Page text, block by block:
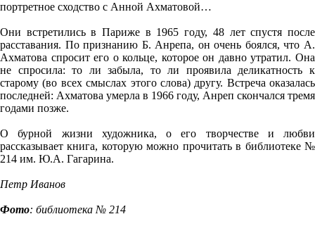
портретное сходство с Анной Ахматовой…
Они встретились в Париже в 1965 году, 48 лет спустя после
расставания. По признанию Б. Анрепа, он очень боялся, что А.
Ахматова спросит его о кольце, которое он давно утратил. Она
не спросила: то ли забыла, то ли проявила деликатность к
старому (во всех смыслах этого слова) другу. Встреча оказалась
последней: Ахматова умерла в 1966 году, Анреп скончался тремя
годами позже.
О бурной жизни художника, о его творчестве и любви
рассказывает книга, которую можно прочитать в библиотеке №
214 им. Ю.А. Гагарина.
Петр Иванов
Фото: библиотека № 214